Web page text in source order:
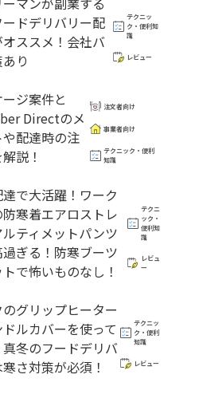
ドデリバリー配
ススメ！会社バ
り
テクニッ
ク・便利知
識
レビュー
ジ案件と
Directのメ
や配達時の注
説！
注文者向け
事業者向け
テクニック・便利
知識
で大活躍！ワーク
寒着エアロストレ
ルティメットパンツ
ぎる！防寒ブーツ
で怖いものなし！
テクニ
ック・
便利知
識
レビュ
ー
グリップヒーター
ドルカバーを使って
冬のフードデリバ
さ対策が必須！
テクニッ
ク・便利
知識
レビュー